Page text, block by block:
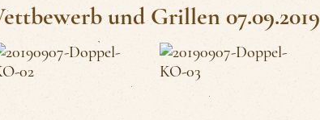
und Grillen 07.09.2019